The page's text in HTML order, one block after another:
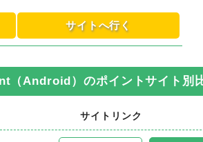
サイトへ行く
（Android）のポイントサイト別
サイトリンク